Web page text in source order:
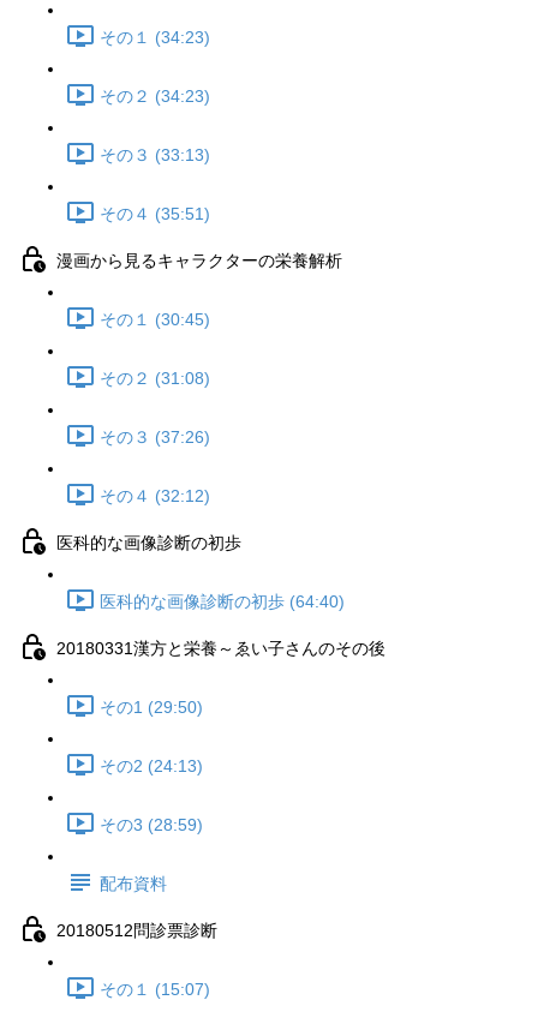
その１ (34:23)
その２ (34:23)
その３ (33:13)
その４ (35:51)
漫画から見るキャラクターの栄養解析
その１ (30:45)
その２ (31:08)
その３ (37:26)
その４ (32:12)
医科的な画像診断の初歩
医科的な画像診断の初歩 (64:40)
20180331漢方と栄養～ゑい子さんのその後
その1 (29:50)
その2 (24:13)
その3 (28:59)
配布資料
20180512問診票診断
その１ (15:07)